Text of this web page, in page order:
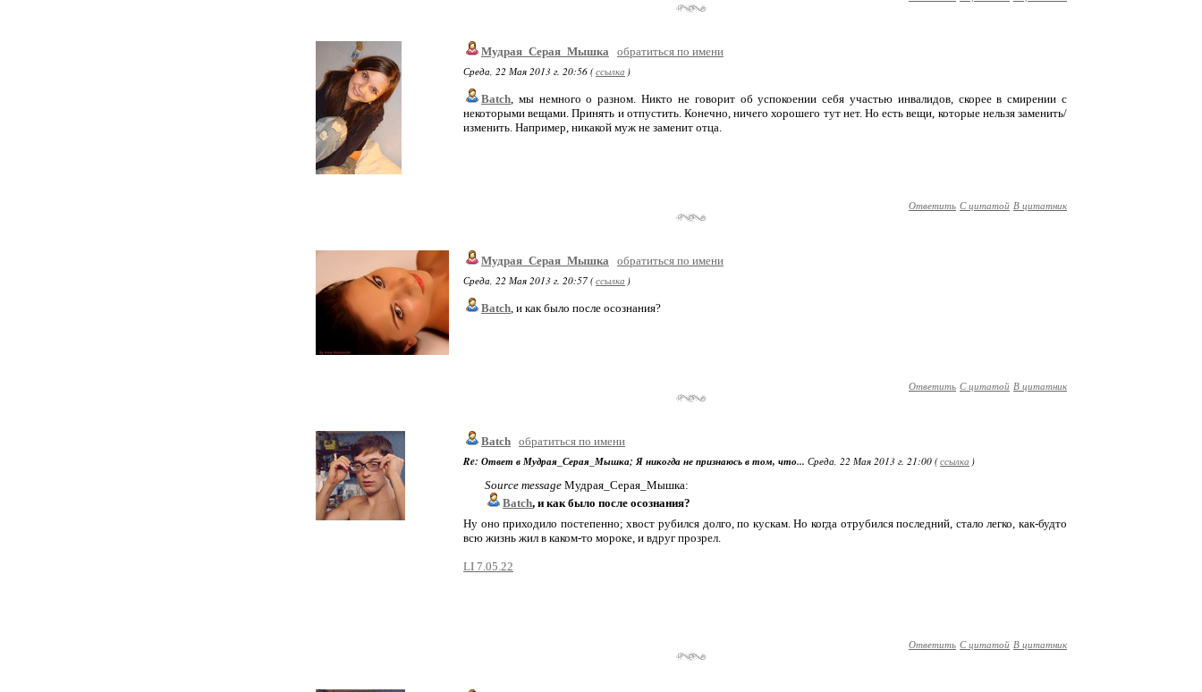
Мудрая_Серая_Мышка
обратиться по имени
Среда, 22 Мая 2013 г. 20:56 (ссылка )
Batch, мы немного о разном. Никто не говорит об успокоении себя участью инвалидов, скорее в смирении с
некоторыми вещами. Принять и отпустить. Конечно, ничего хорошего тут нет. Но есть вещи, которые нельзя заменить/
изменить. Например, никакой муж не заменит отца.
Ответить С цитатой В цитатник
Мудрая_Серая_Мышка
обратиться по имени
Среда, 22 Мая 2013 г. 20:57 (ссылка )
Batch, и как было после осознания?
Ответить С цитатой В цитатник
Batch обратиться по имени
Re: Ответ в Мудрая_Серая_Мышка; Я никогда не признаюсь в том, что... Среда, 22 Мая 2013 г. 21:00 (ссылка )
Source message Мудрая_Серая_Мышка:
Batch, и как было после осознания?
Ну оно приходило постепенно; хвост рубился долго, по кускам. Но когда отрубился последний, стало легко, как-будто
всю жизнь жил в каком-то мороке, и вдруг прозрел.
LI 7.05.22
Ответить С цитатой В цитатник